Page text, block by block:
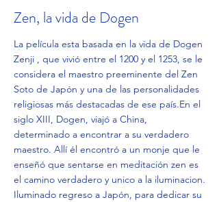
Zen, la vida de Dogen
La película esta basada en la vida de Dogen
Zenji , que vivió entre el 1200 y el 1253, se le
considera el maestro preeminente del Zen
Soto de Japón y una de las personalidades
religiosas más destacadas de ese país.En el
siglo XIII, Dogen, viajó a China,
determinado a encontrar a su verdadero
maestro. Allí él encontró a un monje que le
enseñó que sentarse en meditación zen es
el camino verdadero y unico a la iluminacion.
Iluminado regreso a Japón, para dedicar su